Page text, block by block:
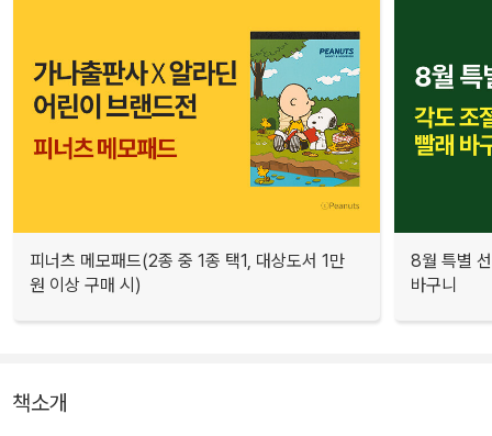
피너츠 메모패드(2종 중 1종 택1, 대상도서 1만
원 이상 구매 시)
8월 특별
바구니
책소개